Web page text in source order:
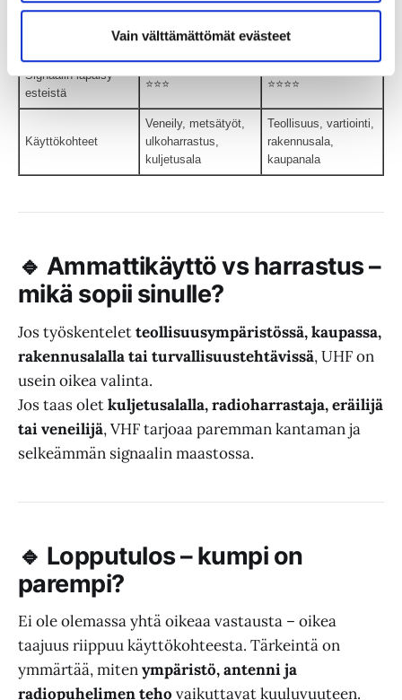
Vain välttämättömät evästeet
/
⭐⭐ ⭐⭐⭐⭐⭐
Signaalin läpäisy
esteistä
⭐⭐⭐ ⭐⭐⭐⭐
Käyttökohteet
Veneily, metsätyöt,
ulkoharrastus,
kuljetusala
Teollisuus, vartiointi,
rakennusala,
kaupanala
🔹 Ammattikäyttö vs harrastus –
mikä sopii sinulle?
Jos työskenteletteollisuusympäristössä, kaupassa,
rakennusalalla tai turvallisuustehtävissä, UHF on
usein oikea valinta.
Jos taas oletkuljetusalalla, radioharrastaja, eräilijä
tai veneilijä, VHF tarjoaa paremman kantaman ja
selkeämmän signaalin maastossa.
🔹 Lopputulos – kumpi on
parempi?
Ei ole olemassa yhtä oikeaa vastausta – oikea
taajuus riippuu käyttökohteesta. Tärkeintä on
ymmärtää, mitenympäristö, antenni ja
radiopuhelimen teho vaikuttavat kuuluvuuteen.